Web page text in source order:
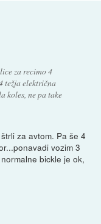
za recimo 4
težja električna
koles, ne pa take
za avtom. Pa še 4
vozim 3
bickle je ok,